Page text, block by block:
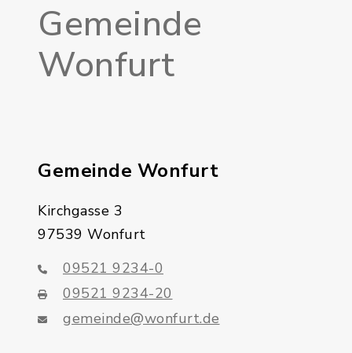
Gemeinde
Wonfurt
Gemeinde Wonfurt
Kirchgasse 3
97539 Wonfurt
09521 9234-0
09521 9234-20
gemeinde@wonfurt.de